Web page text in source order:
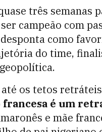
três semanas
campeão com
como
do time,
os tetos
francesa é um
e mãe